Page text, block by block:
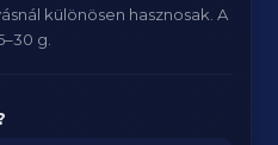
különösen hasznosak. A
g.